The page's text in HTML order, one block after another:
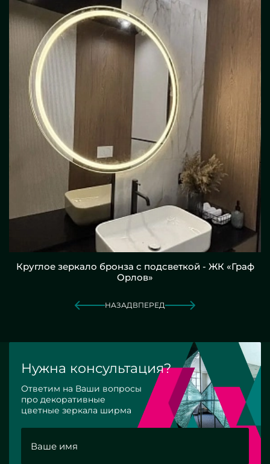
Круглое зеркало бронза с подсветкой - ЖК «Граф
Орлов»
НАЗАДВПЕРЕД
Нужна консультация?
Ответим на Ваши вопросы
про декоративные
цветные зеркала ширма